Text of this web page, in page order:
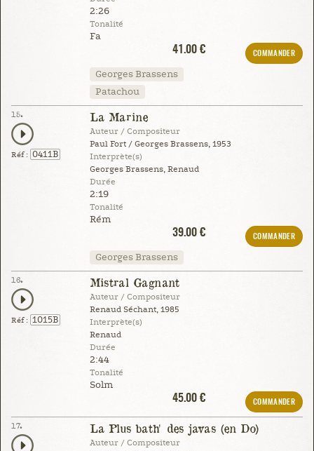
2:26
Tonalité
Fa
41.00 €
COMMANDER
Georges Brassens
Patachou
15.
Réf : 0411B
La Marine
Auteur / Compositeur
Paul Fort / Georges Brassens, 1953
Interprète(s)
Georges Brassens, Renaud
Durée
2:19
Tonalité
Rém
39.00 €
COMMANDER
Georges Brassens
16.
Réf : 1015B
Mistral Gagnant
Auteur / Compositeur
Renaud Séchant, 1985
Interprète(s)
Renaud
Durée
2:44
Tonalité
Solm
45.00 €
COMMANDER
17. La Plus bath' des javas (en Do)
Auteur / Compositeur